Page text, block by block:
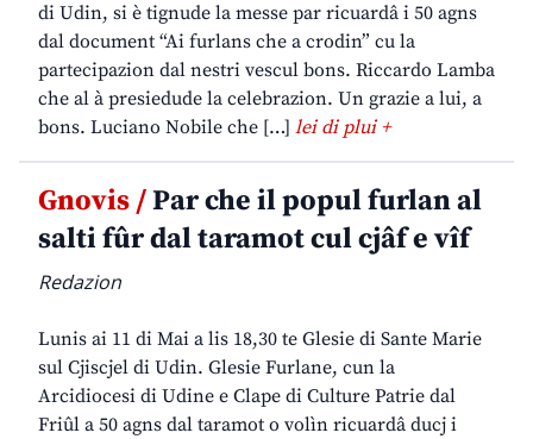
di Udin, si è tignude la messe par ricuardâ i 50 agns
dal document “Ai furlans che a crodin” cu la
partecipazion dal nestri vescul bons. Riccardo Lamba
che al à presiedude la celebrazion. Un grazie a lui, a
bons. Luciano Nobile che […] lei di plui +
Gnovis /Par che il popul furlan al
salti fûr dal taramot cul cjâf e vîf
Redazion
Lunis ai 11 di Mai a lis 18,30 te Glesie di Sante Marie
sul Cjiscjel di Udin. Glesie Furlane, cun la
Arcidiocesi di Udine e Clape di Culture Patrie dal
Friûl a 50 agns dal taramot o volìn ricuardâ ducj i